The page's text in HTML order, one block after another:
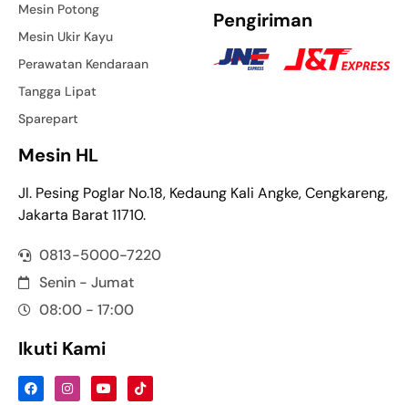
Mesin Potong
Mesin Ukir Kayu
Perawatan Kendaraan
Tangga Lipat
Sparepart
Pengiriman
Mesin HL
Jl. Pesing Poglar No.18, Kedaung Kali Angke, Cengkareng,
Jakarta Barat 11710.
0813-5000-7220
Senin - Jumat
08:00 - 17:00
Ikuti Kami